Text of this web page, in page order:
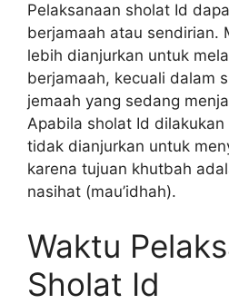
Pelaksanaan sholat Id
berjamaah atau sendirian.
lebih dianjurkan untuk
berjamaah, kecuali dalam
jemaah yang sedang
Apabila sholat Id
tidak dianjurkan untuk
karena tujuan khutbah
nasihat (mau’idhah).
Waktu
Sholat Id